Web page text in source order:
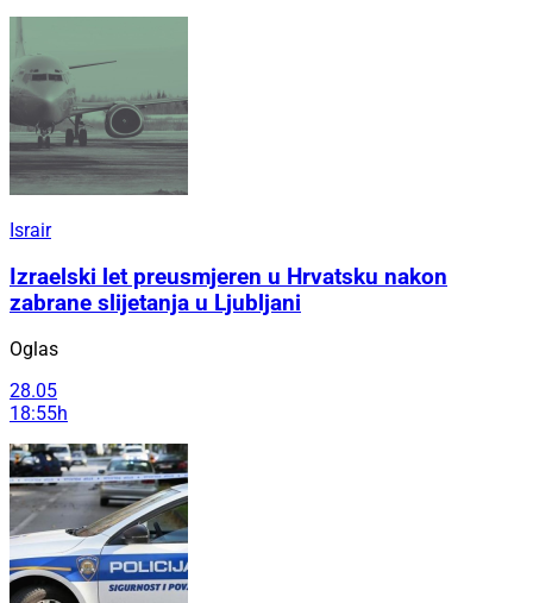
Israir
Izraelski let preusmjeren u Hrvatsku nakon
zabrane slijetanja u Ljubljani
Oglas
28.05
18:55h